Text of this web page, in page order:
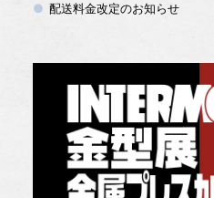
配送料金改定のお知らせ